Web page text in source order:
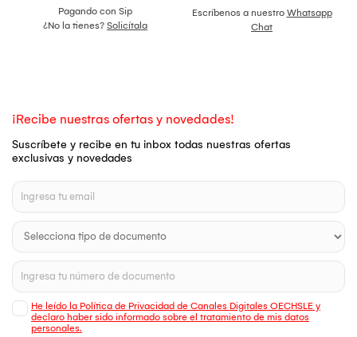
Pagando con Sip
¿No la tienes? Solicítala
Escríbenos a nuestro Whatsapp
Chat
¡Recibe nuestras ofertas y novedades!
Suscríbete y recibe en tu inbox todas nuestras ofertas
exclusivas y novedades
He leído la Política de Privacidad de Canales Digitales OECHSLE y
declaro haber sido informado sobre el tratamiento de mis datos
personales.